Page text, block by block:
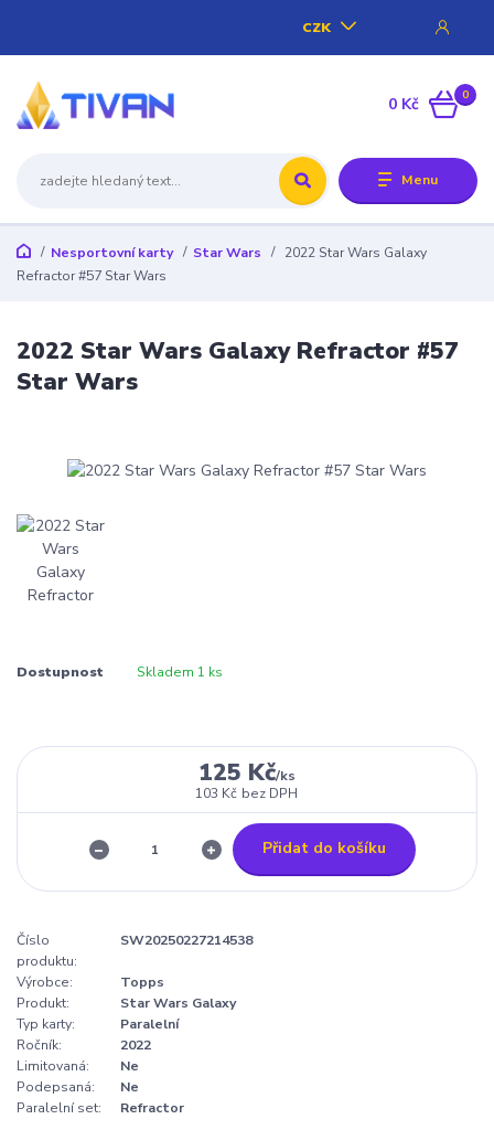
Menu
CZK
0
0 Kč
Nesportovní karty Star Wars
2022 Star Wars Galaxy
Refractor #57 Star Wars
2022 Star Wars Galaxy Refractor #57
Star Wars
Dostupnost Skladem 1 ks
125 Kč/ks
103 Kč bez DPH
Přidat do košíku
Číslo
produktu:
SW20250227214538
Výrobce:
Topps
Produkt:
Star Wars Galaxy
Typ karty:
Paralelní
Ročník:
2022
Limitovaná:
Ne
Podepsaná:
Ne
Paralelní set:
Refractor